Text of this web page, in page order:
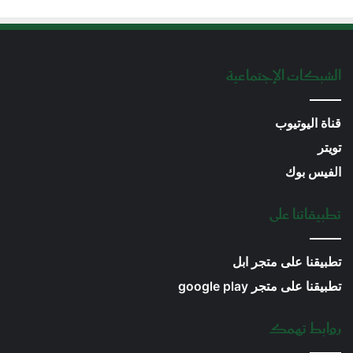
الشبكات الإجتماعية
قناة اليوتيوب
تويتر
الفيس بوك
تطبيقاتنا على
تطبيقنا على متجر ابل
تطبيقنا على متجر google play
روابط تهمك